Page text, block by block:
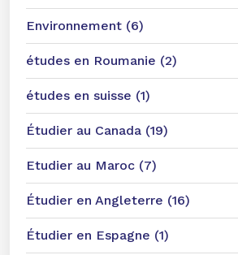
Environnement (6)
études en Roumanie (2)
études en suisse (1)
Étudier au Canada (19)
Etudier au Maroc (7)
Étudier en Angleterre (16)
Étudier en Espagne (1)